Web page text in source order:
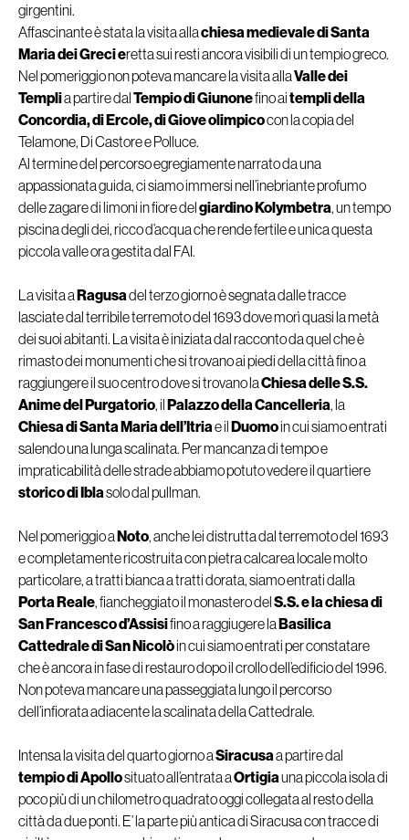
girgentini.
Affascinante è stata la visita allachiesa medievale di Santa
Maria dei Greci eretta sui resti ancora visibili di un tempio greco.
Nel pomeriggio non poteva mancare la visita allaValle dei
Templia partire dalTempio di Giunonefino aitempli della
Concordia, di Ercole, di Giove olimpicocon la copia del
Telamone, Di Castore e Polluce.
Al termine del percorso egregiamente narrato da una
appassionata guida, ci siamo immersi nell’inebriante profumo
delle zagare di limoni in fiore delgiardino Kolymbetra, un tempo
piscina degli dei, ricco d’acqua che rende fertile e unica questa
piccola valle ora gestita dal FAI.
La visita aRagusadel terzo giorno è segnata dalle tracce
lasciate dal terribile terremoto del 1693 dove morì quasi la metà
dei suoi abitanti. La visita è iniziata dal racconto da quel che è
rimasto dei monumenti che si trovano ai piedi della città fino a
raggiungere il suo centro dove si trovano laChiesa delle S.S.
Anime del Purgatorio, ilPalazzo della Cancelleria, la
Chiesa di Santa Maria dell’Itriae ilDuomoin cui siamo entrati
salendo una lunga scalinata. Per mancanza di tempo e
impraticabilità delle strade abbiamo potuto vedere il quartiere
storico di Iblasolo dal pullman.
Nel pomeriggio aNoto, anche lei distrutta dal terremoto del 1693
e completamente ricostruita con pietra calcarea locale molto
particolare, a tratti bianca a tratti dorata, siamo entrati dalla
Porta Reale, fiancheggiato il monastero delS.S. e la chiesa di
San Francesco d’Assisifino a raggiugere laBasilica
Cattedrale di San Nicolòin cui siamo entrati per constatare
che è ancora in fase di restauro dopo il crollo dell’edificio del 1996.
Non poteva mancare una passeggiata lungo il percorso
dell’infiorata adiacente la scalinata della Cattedrale.
Intensa la visita del quarto giorno aSiracusaa partire dal
tempio di Apollosituato all’entrata aOrtigiauna piccola isola di
poco più di un chilometro quadrato oggi collegata al resto della
città da due ponti. E’ la parte più antica di Siracusa con tracce di